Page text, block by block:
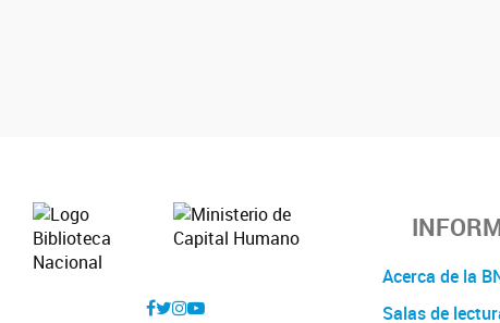
Acerca de la
Salas de